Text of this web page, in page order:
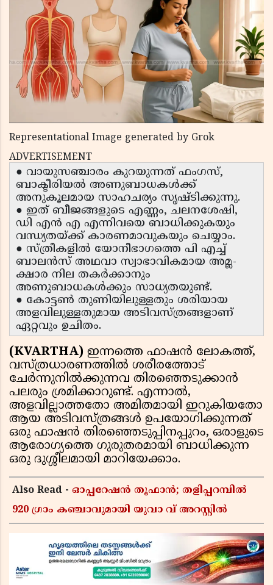
Representational Image generated by Grok
ADVERTISEMENT
● വായുസഞ്ചാരം കുറയുന്നത് ഫംഗസ്,
ബാക്ടീരിയൽ അണുബാധകൾക്ക്
അനുകൂലമായ സാഹചര്യം സൃഷ്ടിക്കുന്നു.
● ഇത് ബീജങ്ങളുടെ എണ്ണം, ചലനശേഷി,
ഡി എൻ എ എന്നിവയെ ബാധിക്കുകയും
വന്ധ്യതയ്ക്ക് കാരണമാവുകയും ചെയ്യാം.
● സ്ത്രീകളിൽ യോനീഭാഗത്തെ പി എച്ച്
ബാലൻസ് അഥവാ സ്വാഭാവികമായ അമ്ല-
ക്ഷാര നില തകർക്കാനും
അണുബാധകൾക്കും സാധ്യതയുണ്ട്.
● കോട്ടൺ തുണിയിലുള്ളതും ശരിയായ
അളവിലുള്ളതുമായ അടിവസ്ത്രങ്ങളാണ്
ഏറ്റവും ഉചിതം.
(KVARTHA) ഇന്നത്തെ ഫാഷൻ ലോകത്ത്,
വസ്ത്രധാരണത്തിൽ ശരീരത്തോട്
ചേർന്നുനിൽക്കുന്നവ തിരഞ്ഞെടുക്കാൻ
പലരും ശ്രമിക്കാറുണ്ട്. എന്നാൽ,
അളവില്ലാത്തതോ അമിതമായി ഇറുകിയതോ
ആയ അടിവസ്ത്രങ്ങൾ ഉപയോഗിക്കുന്നത്
ഒരു ഫാഷൻ തിരഞ്ഞെടുപ്പിനപ്പുറം, ഒരാളുടെ
ആരോഗ്യത്തെ ഗുരുതരമായി ബാധിക്കുന്ന
ഒരു ദുശ്ശീലമായി മാറിയേക്കാം.
Also Read - ഓപ്പറേഷൻ തൂഫാൻ; തളിപ്പറമ്പിൽ
920 ഗ്രാം കഞ്ചാവുമായി യുവാ വ് അറസ്റ്റിൽ